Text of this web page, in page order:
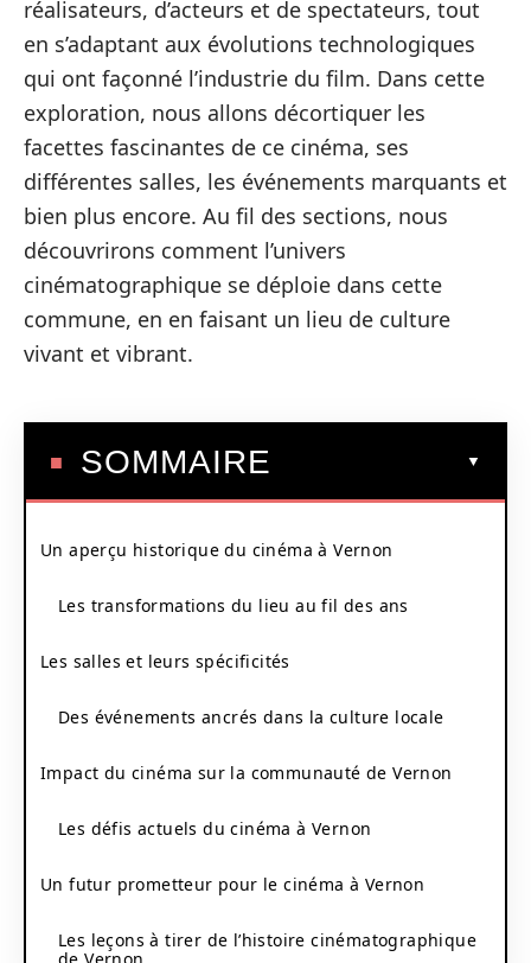
réalisateurs, d’acteurs et de spectateurs, tout
en s’adaptant aux évolutions technologiques
qui ont façonné l’industrie du film. Dans cette
exploration, nous allons décortiquer les
facettes fascinantes de ce cinéma, ses
différentes salles, les événements marquants et
bien plus encore. Au fil des sections, nous
découvrirons comment l’univers
cinématographique se déploie dans cette
commune, en en faisant un lieu de culture
vivant et vibrant.
SOMMAIRE
Un aperçu historique du cinéma à Vernon
Les transformations du lieu au fil des ans
Les salles et leurs spécificités
Des événements ancrés dans la culture locale
Impact du cinéma sur la communauté de Vernon
Les défis actuels du cinéma à Vernon
Un futur prometteur pour le cinéma à Vernon
Les leçons à tirer de l’histoire cinématographique
de Vernon